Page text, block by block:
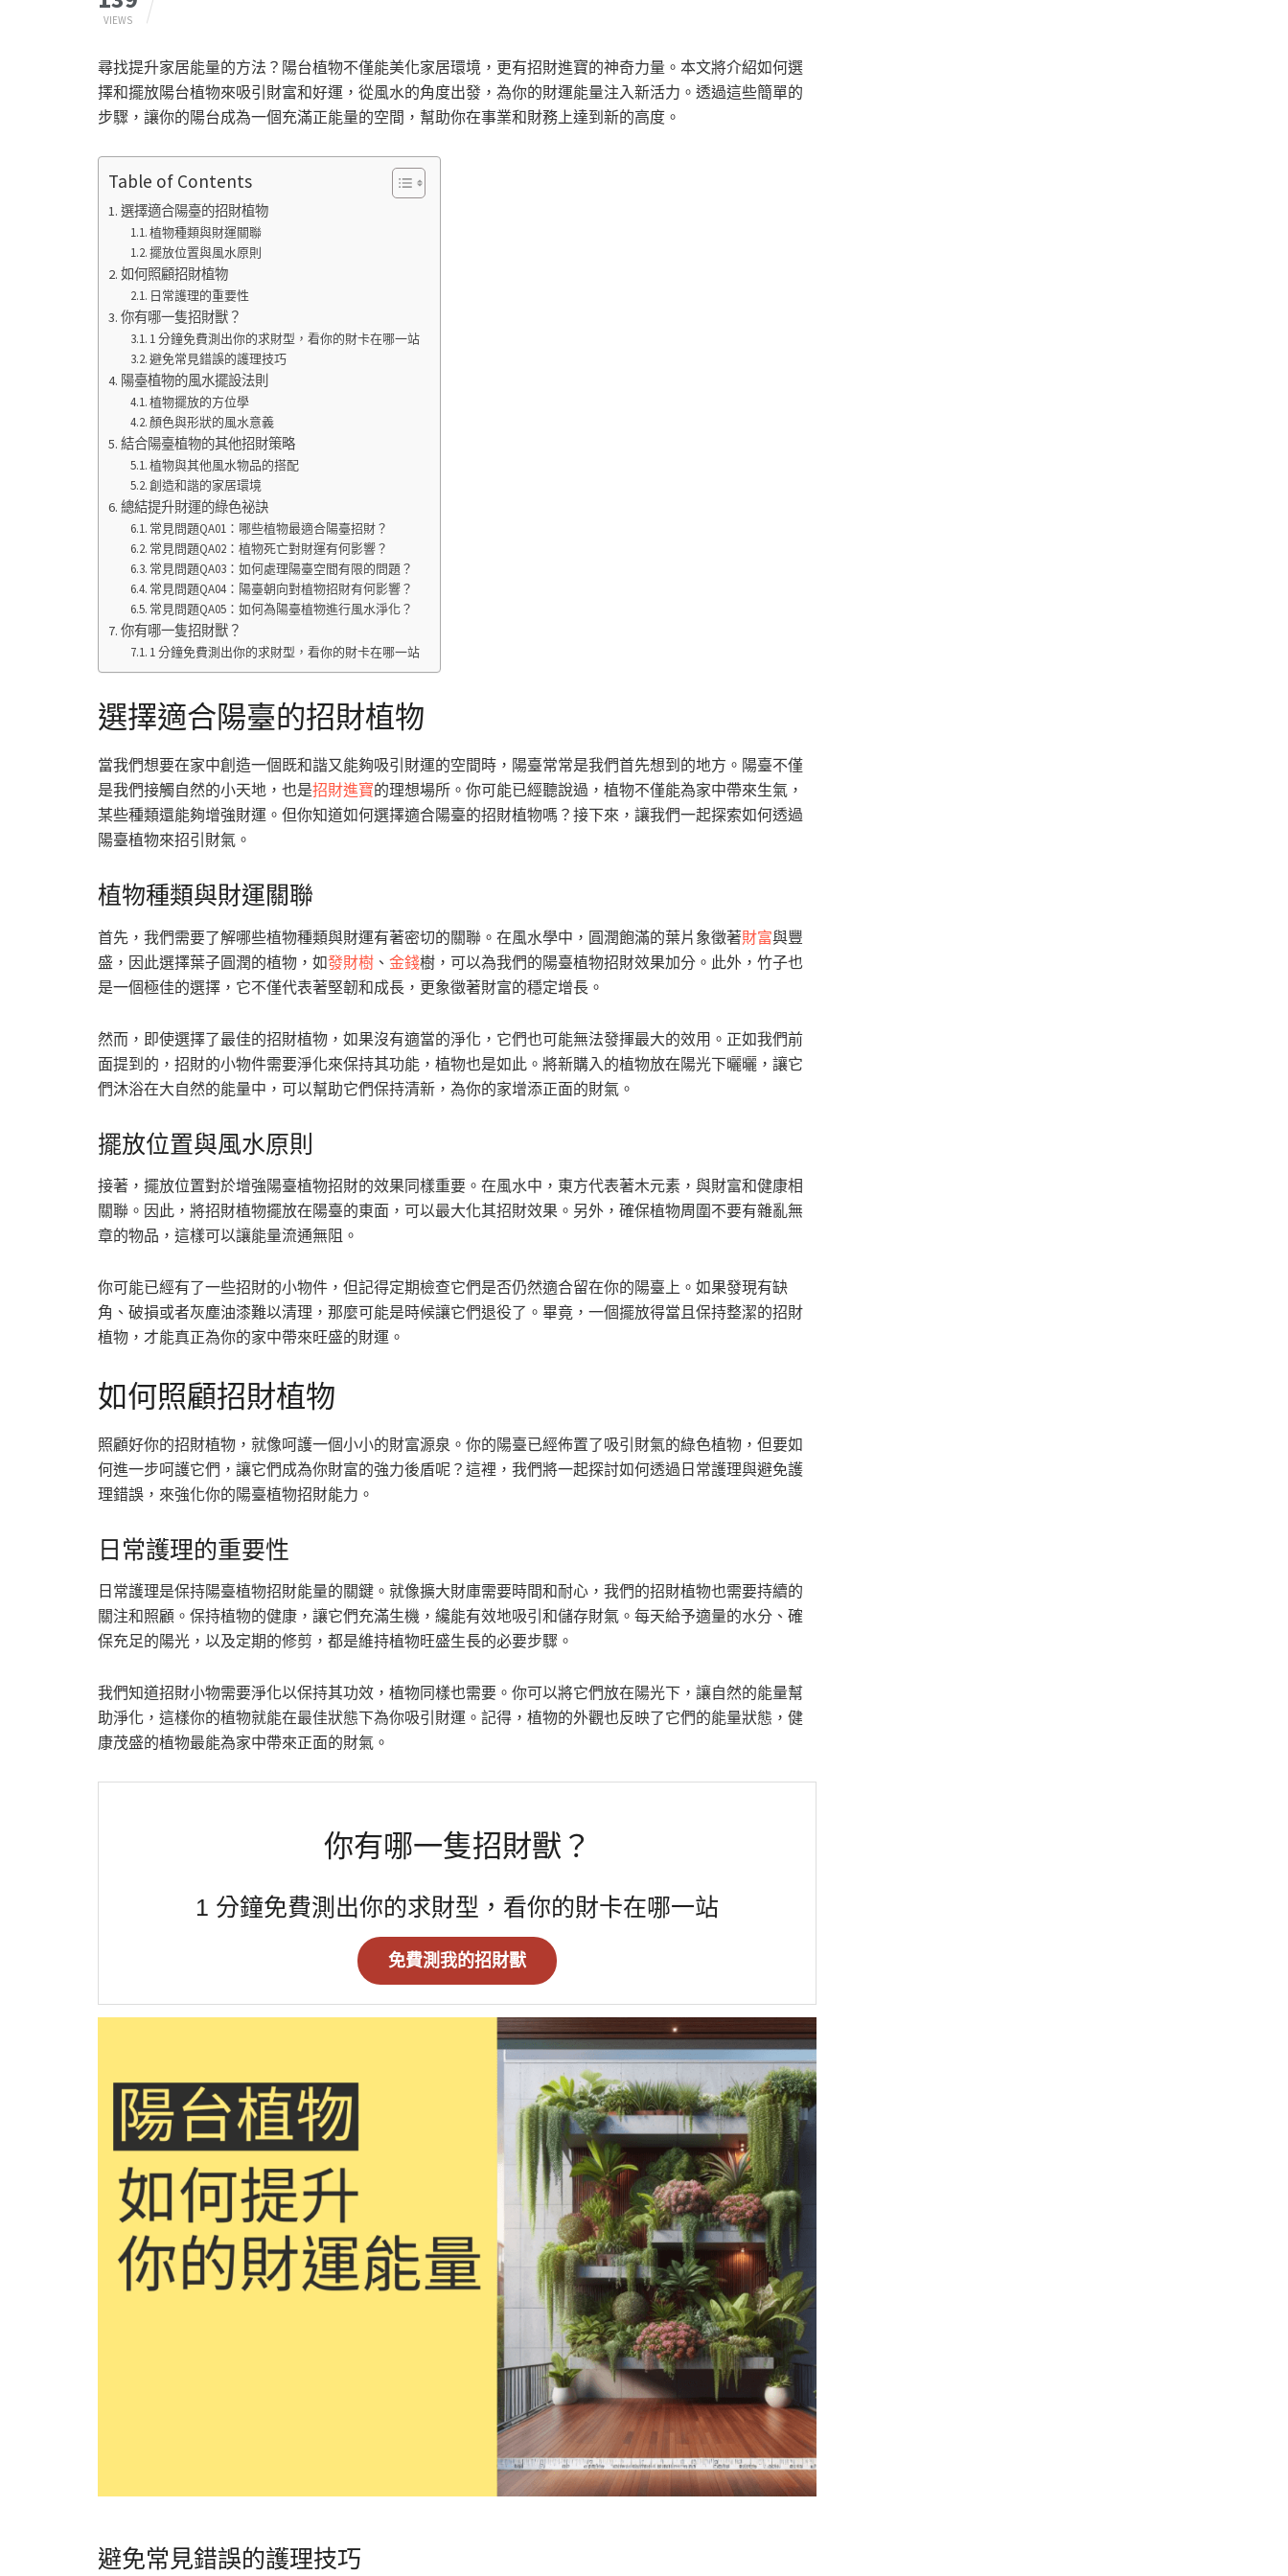
VIEWS
尋找提升家居能量的方法？陽台植物不僅能美化家居環境，更有招財進寶的神奇力量。本文將介紹如何選
擇和擺放陽台植物來吸引財富和好運，從風水的角度出發，為你的財運能量注入新活力。透過這些簡單的
步驟，讓你的陽台成為一個充滿正能量的空間，幫助你在事業和財務上達到新的高度。
Table of Contents
選擇適合陽臺的招財植物
植物種類與財運關聯
擺放位置與風水原則
如何照顧招財植物
日常護理的重要性
你有哪一隻招財獸？
1 分鐘免費測出你的求財型，看你的財卡在哪一站
避免常見錯誤的護理技巧
陽臺植物的風水擺設法則
植物擺放的方位學
顏色與形狀的風水意義
結合陽臺植物的其他招財策略
植物與其他風水物品的搭配
創造和諧的家居環境
總結提升財運的綠色祕訣
常見問題QA01：哪些植物最適合陽臺招財？
常見問題QA02：植物死亡對財運有何影響？
常見問題QA03：如何處理陽臺空間有限的問題？
常見問題QA04：陽臺朝向對植物招財有何影響？
常見問題QA05：如何為陽臺植物進行風水淨化？
你有哪一隻招財獸？
1 分鐘免費測出你的求財型，看你的財卡在哪一站
選擇適合陽臺的招財植物
當我們想要在家中創造一個既和諧又能夠吸引財運的空間時，陽臺常常是我們首先想到的地方。陽臺不僅
是我們接觸自然的小天地，也是招財進寶的理想場所。你可能已經聽說過，植物不僅能為家中帶來生氣，
某些種類還能夠增強財運。但你知道如何選擇適合陽臺的招財植物嗎？接下來，讓我們一起探索如何透過
陽臺植物來招引財氣。
植物種類與財運關聯
首先，我們需要了解哪些植物種類與財運有著密切的關聯。在風水學中，圓潤飽滿的葉片象徵著財富與豐
盛，因此選擇葉子圓潤的植物，如發財樹 、 金錢樹，可以為我們的陽臺植物招財效果加分。此外，竹子也
是一個極佳的選擇，它不僅代表著堅韌和成長，更象徵著財富的穩定增長。
然而，即使選擇了最佳的招財植物，如果沒有適當的淨化，它們也可能無法發揮最大的效用。正如我們前
面提到的，招財的小物件需要淨化來保持其功能，植物也是如此。將新購入的植物放在陽光下曬曬，讓它
們沐浴在大自然的能量中，可以幫助它們保持清新，為你的家增添正面的財氣。
擺放位置與風水原則
接著，擺放位置對於增強陽臺植物招財的效果同樣重要。在風水中，東方代表著木元素，與財富和健康相
關聯。因此，將招財植物擺放在陽臺的東面，可以最大化其招財效果。另外，確保植物周圍不要有雜亂無
章的物品，這樣可以讓能量流通無阻。
你可能已經有了一些招財的小物件，但記得定期檢查它們是否仍然適合留在你的陽臺上。如果發現有缺
角、破損或者灰塵油漆難以清理，那麼可能是時候讓它們退役了。畢竟，一個擺放得當且保持整潔的招財
植物，才能真正為你的家中帶來旺盛的財運。
如何照顧招財植物
照顧好你的招財植物，就像呵護一個小小的財富源泉。你的陽臺已經佈置了吸引財氣的綠色植物，但要如
何進一步呵護它們，讓它們成為你財富的強力後盾呢？這裡，我們將一起探討如何透過日常護理與避免護
理錯誤，來強化你的陽臺植物招財能力。
日常護理的重要性
日常護理是保持陽臺植物招財能量的關鍵。就像擴大財庫需要時間和耐心，我們的招財植物也需要持續的
關注和照顧。保持植物的健康，讓它們充滿生機，纔能有效地吸引和儲存財氣。每天給予適量的水分、確
保充足的陽光，以及定期的修剪，都是維持植物旺盛生長的必要步驟。
我們知道招財小物需要淨化以保持其功效，植物同樣也需要。你可以將它們放在陽光下，讓自然的能量幫
助淨化，這樣你的植物就能在最佳狀態下為你吸引財運。記得，植物的外觀也反映了它們的能量狀態，健
康茂盛的植物最能為家中帶來正面的財氣。
你有哪一隻招財獸？
1 分鐘免費測出你的求財型，看你的財卡在哪一站
免費測我的招財獸
避免常見錯誤的護理技巧